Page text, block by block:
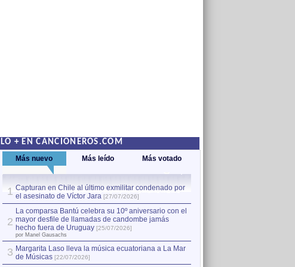
LO + EN CANCIONEROS.COM
Más nuevo Más leído Más votado
1 Capturan en Chile al último exmilitar condenado por
el asesinato de Víctor Jara [27/07/2026]
2
La comparsa Bantú celebra su 10º aniversario con el
mayor desfile de llamadas de candombe jamás
hecho fuera de Uruguay [25/07/2026]
por Manel Gausachs
3 Margarita Laso lleva la música ecuatoriana a La Mar
de Músicas [22/07/2026]